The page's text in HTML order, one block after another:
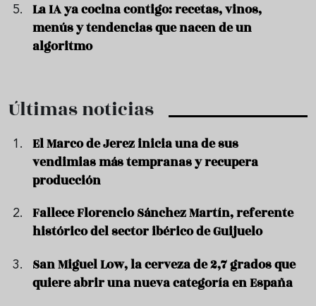
La IA ya cocina contigo: recetas, vinos,
menús y tendencias que nacen de un
algoritmo
Últimas noticias
El Marco de Jerez inicia una de sus
vendimias más tempranas y recupera
producción
Fallece Florencio Sánchez Martín, referente
histórico del sector ibérico de Guijuelo
San Miguel Low, la cerveza de 2,7 grados que
quiere abrir una nueva categoría en España